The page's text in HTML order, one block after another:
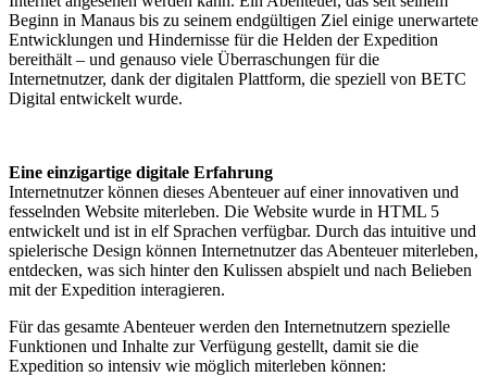
Beginn in Manaus bis zu seinem endgültigen Ziel einige unerwartete
Entwicklungen und Hindernisse für die Helden der Expedition
bereithält – und genauso viele Überraschungen für die
Internetnutzer, dank der digitalen Plattform, die speziell von BETC
Digital entwickelt wurde.
Eine einzigartige digitale Erfahrung
Internetnutzer können dieses Abenteuer auf einer innovativen und
fesselnden Website miterleben. Die Website wurde in HTML 5
entwickelt und ist in elf Sprachen verfügbar. Durch das intuitive und
spielerische Design können Internetnutzer das Abenteuer miterleben,
entdecken, was sich hinter den Kulissen abspielt und nach Belieben
mit der Expedition interagieren.
Für das gesamte Abenteuer werden den Internetnutzern spezielle
Funktionen und Inhalte zur Verfügung gestellt, damit sie die
Expedition so intensiv wie möglich miterleben können: